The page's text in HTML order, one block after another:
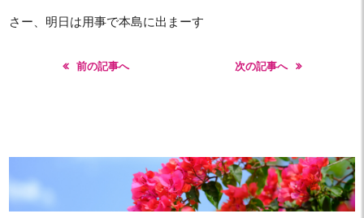
さー、明日は用事で本島に出まーす
前の記事へ 次の記事へ